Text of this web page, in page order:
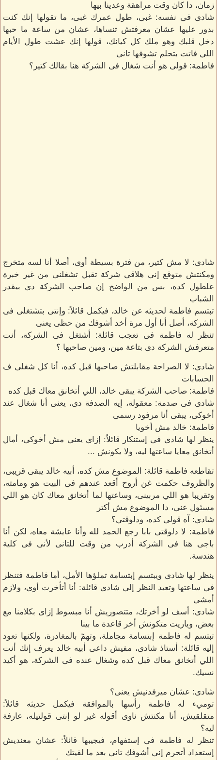
زمان، دا كان وقت مراهقة وعدينا بيها
شادى فى نفسه: غبى، طول عمرك غبى، ما تقولها إنك كنت
بدور عليها عشان معرفتش تنساها، عشان من ساعة ما حبها
دخل قلبك وهو ملك كل كيانك، قولها إنك عشت طول الأيام
اللي فاتت بتحلم تشوفها تانى
فاطمة: قولى هو أنت شغال فى الشركة هنا بقالك كتير؟
شادى: لا مش كتير، من فترة بسيطة أوى، أصلا أنا لسه متخرج
ومكنتش متوقع إنى هلاقى شركة تقبل تشغلنى من غير خبرة
علطول كده، بس من الواضح إن صاحب الشركة دى بيقدر
الشباب
تبتسم فاطمة لحديثه عن خالد، فيكمل قائلاً: وإنتى بتشتغلى فى
الشركة، أصل أنا أول مرة أخد أشوفك من حظى يعنى
تنظر له فاطمة فى تعجب قائلة: أشتغل فى الشركة، أنت
متعرفش الشركة دى بتاعة مين، ومين صاحبها ؟
شادى: لا الصراحة مقابلتش صاحبها قبل كده، أنا كل شغلى ف
الحسابات
فاطمة: صاحب الشركة يبقى خالد، اللي أتخانق معاك قبل كده
شادى فى صدمة: معقولة، إيه الصدفة دى، يعنى أنا شغال عند
أخوكى، يبقى أنا مرفود رسمى
فاطمة: خالد مش أخويا
ينظر لها شادى فى إستنكار قائلاً: إزاى يعنى مش أخوكى، أمال
أتخانق معايا ساعتها ليه، ولا يكونش ...
تقاطعه فاطمة قائلة: الموضوع مش كده، أبيه خالد يبقى قريبى،
والظروف حكمت غن أروح أقعد عندهم فى البيت هو ومامته،
وتقريبا هو اللي مربينى، وساعتها لما أتخانق معاك كان هو اللي
مسئول عنى، دا الموضوع مش أكتر
شادى: آه قولى كده، ودلوقتى؟
فاطمة: لا دلوقتى بابا رجع الحمد لله وأنا عايشة معاه، لكن أنا
باجى هنا فى الشركة أدرب من وقت للتانى لأنى فى كلية
هندسة.
ينظر لها شادى ويبتسم إبتسامة تملؤها الأمل، أما فاطمة فتنظر
فى ساعتها وتعيد النظر إلى شادى قائلة: أنا أتأخرت أوى، ولازم
أمشى
شادى: أسف لو أخرتك، متتصوريش أنا مبسوط إزاى بكلامنا مع
بعض، وياريت متكونش أخر قاعدة ما بينا
تبتسم له فاطمة إبتسامة مجاملة، وتهمّ بالمغادرة، ولكنها تعود
إليه قائلة: أستاذ شادى، مفيش داعى أبيه خالد يعرف إنك أنت
اللي أتخانق معاك قبل كده وشغال عنده فى الشركة، هو أكيد
نسيك.
شادى: عشان ميرفدنيش يعنى؟
توميء له فاطمة رأسها بالموافقة فيكمل حديثه قائلاً:
متقلقيش، أنا مكنتش ناوى أقوله غير لو إنتى قولتيله، عارفة
ليه؟
تنظر له فاطمة فى إستفهام، فيجيبها قائلاً: عشان معنديش
إستعداد أتحرم إنى أشوفك تانى بعد ما لقيتك